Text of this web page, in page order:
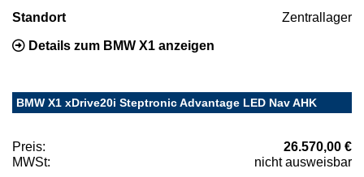
Standort Zentrallager
Details zum BMW X1 anzeigen
BMW X1 xDrive20i Steptronic Advantage LED Nav AHK
Preis:
26.570,00 €
MWSt:
nicht ausweisbar